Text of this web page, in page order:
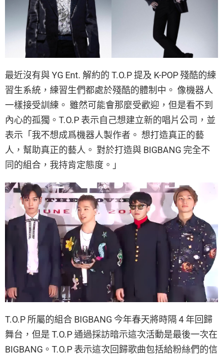
最近沒有與 YG Ent. 解約的 T.O.P 提及 K-POP 殘酷的練
習生系統，練習生們都處於殘酷的體制中。 像機器人
一樣接受訓練。 雖然可能會那麼受歡迎，但是看不到
內心的孤獨。T.O.P 表示自己想建立新的唱片公司，並
表示「我不想成爲機器人製作者。 想打造真正的藝
人，幫助真正的藝人。 對於打造與 BIGBANG 完全不
同的組合，我持肯定態度。」
T.O.P 所屬的組合 BIGBANG 今年春天將時隔 4 年回歸
舞台，但是 T.O.P 通過採訪暗示這次活動是最後一次在
BIGBANG。T.O.P 表示這次回歸歌曲包括給粉絲們的信